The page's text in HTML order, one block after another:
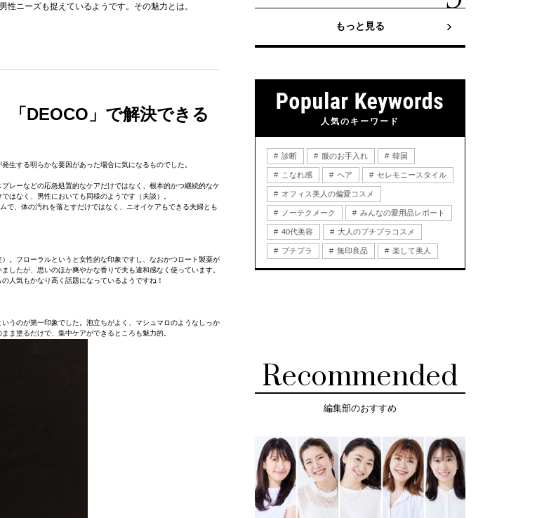
ニーズも捉えているようです。その魅力とは。
DEOCO」で解決できる
生する明らかな要因があった場合に気になるものでした。
レーなどの応急処置的なケアだけではなく、根本的かつ継続的なケ
はなく、男性においても同様のようです（夫談）。
で、体の汚れを落とすだけではなく、ニオイケアもできる夫婦とも
。フローラルというと女性的な印象ですし、なおかつロート製薬が
したが、思いのほか爽やかな香りで夫も違和感なく使っています。
人気もかなり高く話題になっているようですね！
うのが第一印象でした。泡立ちがよく、マシュマロのようなしっか
ま塗るだけで、集中ケアができるところも魅力的。
もっと見る
人気のキーワード
診断 服のお手入れ 韓国
こなれ感 ヘア セレモニースタイル
オフィス美人の偏愛コスメ
ノーテクメーク みんなの愛用品レポート
40代美容 大人のプチプラコスメ
プチプラ 無印良品 楽して美人
Recommended
編集部のおすすめ